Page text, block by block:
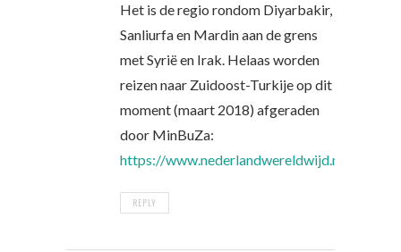
Het is de regio rondom Diyarbakir,
Sanliurfa en Mardin aan de grens
met Syrië en Irak. Helaas worden
reizen naar Zuidoost-Turkije op dit
moment (maart 2018) afgeraden
door MinBuZa:
https://www.nederlandwereldwijd.nl/reizen/
REPLY